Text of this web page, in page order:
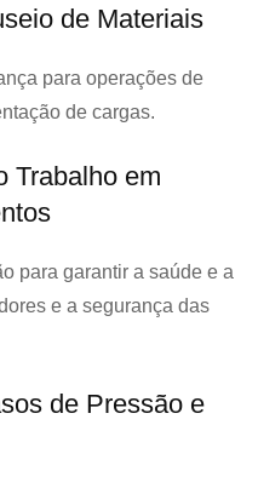
de Materiais
para operações de
de cargas.
Trabalho em
para garantir a saúde e a
e a segurança das
de Pressão e